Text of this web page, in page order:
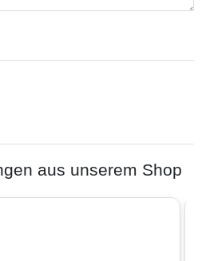
aus unserem Shop